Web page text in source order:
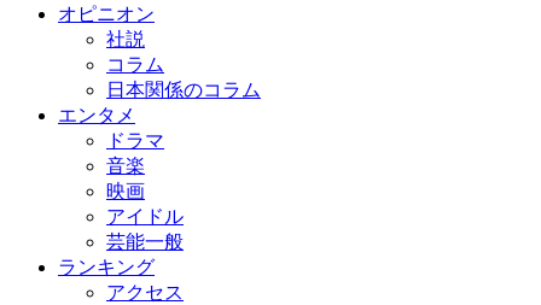
オピニオン
社説
コラム
日本関係のコラム
エンタメ
ドラマ
音楽
映画
アイドル
芸能一般
ランキング
アクセス